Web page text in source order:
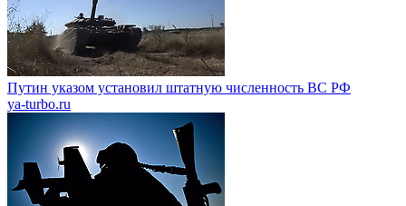
Путин указом установил штатную численность ВС РФ
ya-turbo.ru